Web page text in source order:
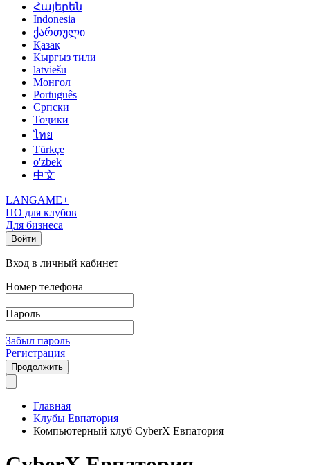
Հայերեն
Indonesia
ქართული
Қазақ
Кыргыз тили
latviešu
Монгол
Português
Српски
Тоҷикӣ
ไทย
Türkçe
o'zbek
中文
LANGAME+
ПО для клубов
Для бизнеса
Войти
Вход в личный кабинет
Номер телефона
Пароль
Забыл пароль
Регистрация
Продолжить
Главная
Клубы Евпатория
Компьютерный клуб CyberX Евпатория